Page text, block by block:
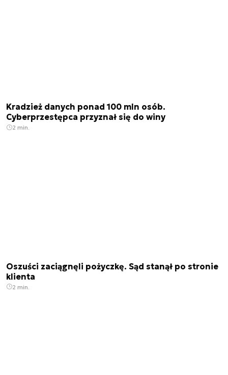
Kradzież danych ponad 100 mln osób.
Cyberprzestępca przyznał się do winy
2 min.
Oszuści zaciągnęli pożyczkę. Sąd stanął po stronie
klienta
2 min.